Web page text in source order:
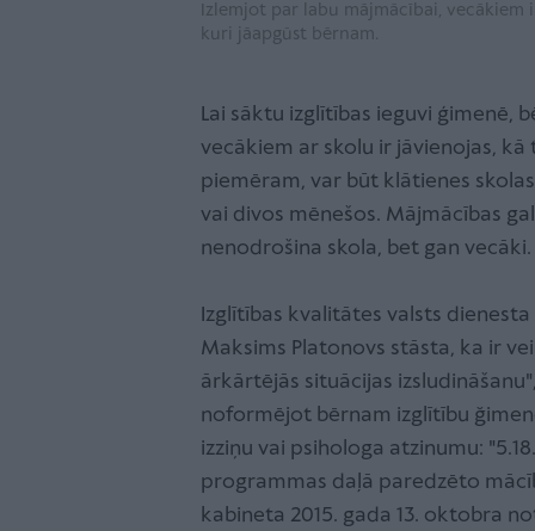
Izlemjot par labu mājmācībai, vecākiem
kuri jāapgūst bērnam.
Lai sāktu izglītības ieguvi ģimenē,
vecākiem ar skolu ir jāvienojas,
piemēram, var būt klātienes
vai divos mēnešos. Mājmācības
nenodrošina skola, bet gan vecāki.
Izglītības kvalitātes valsts
Maksims Platonovs stāsta, ka ir
ārkārtējās situācijas
noformējot bērnam izglītību
izziņu vai psihologa atzinumu:
programmas daļā paredzēto
kabineta 2015. gada 13. oktobra